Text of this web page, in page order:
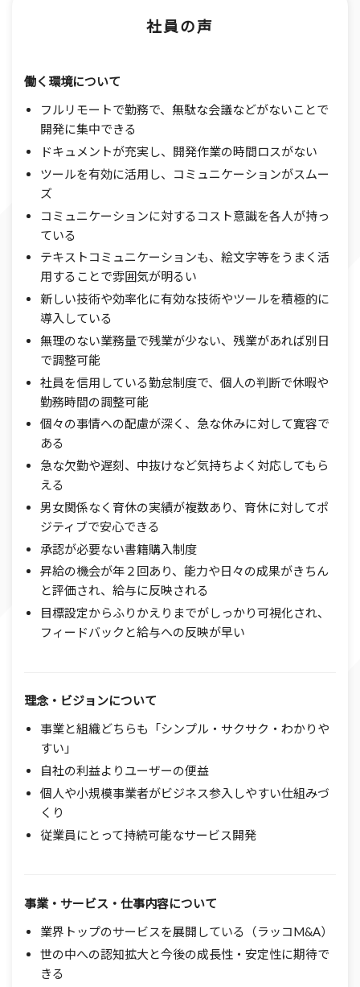
社員の声
働く環境について
フルリモートで勤務で、無駄な会議などがないことで
開発に集中できる
ドキュメントが充実し、開発作業の時間ロスがない
ツールを有効に活用し、コミュニケーションがスムー
ズ
コミュニケーションに対するコスト意識を各人が持っ
ている
テキストコミュニケーションも、絵文字等をうまく活
用することで雰囲気が明るい
新しい技術や効率化に有効な技術やツールを積極的に
導入している
無理のない業務量で残業が少ない、残業があれば別日
で調整可能
社員を信用している勤怠制度で、個人の判断で休暇や
勤務時間の調整可能
個々の事情への配慮が深く、急な休みに対して寛容で
ある
急な欠勤や遅刻、中抜けなど気持ちよく対応してもら
える
男女関係なく育休の実績が複数あり、育休に対してポ
ジティブで安心できる
承認が必要ない書籍購入制度
昇給の機会が年２回あり、能力や日々の成果がきちん
と評価され、給与に反映される
目標設定からふりかえりまでがしっかり可視化され、
フィードバックと給与への反映が早い
理念・ビジョンについて
事業と組織どちらも「シンプル・サクサク・わかりや
すい」
自社の利益よりユーザーの便益
個人や小規模事業者がビジネス参入しやすい仕組みづ
くり
従業員にとって持続可能なサービス開発
事業・サービス・仕事内容について
業界トップのサービスを展開している（ラッコM&A）
世の中への認知拡大と今後の成長性・安定性に期待で
きる